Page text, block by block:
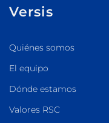
Versis
Quiénes somos
El equipo
Dónde estamos
Valores RSC